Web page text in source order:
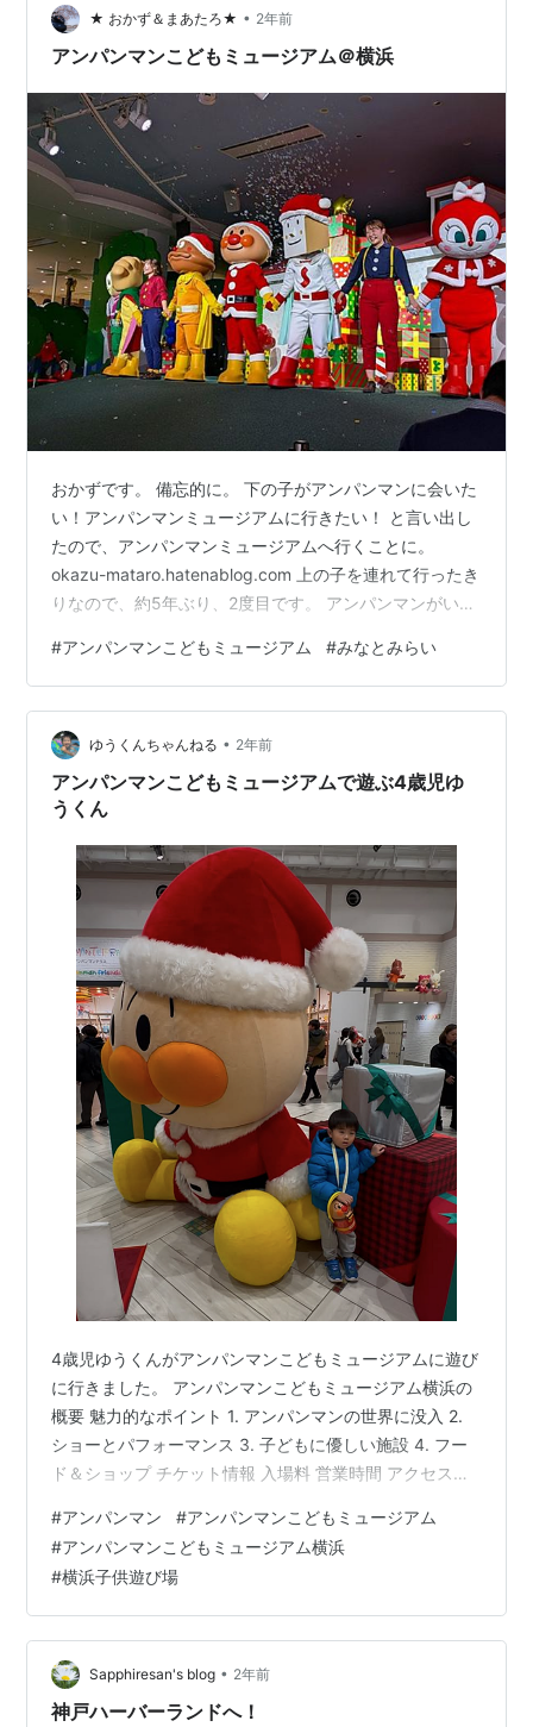
ったのを覚えているらしい。 最…
★ おかず＆まあたろ★ • 2年前
アンパンマンこどもミュージアム＠横浜
おかずです。 備忘的に。 下の子がアンパンマンに会いた
い！アンパンマンミュージアムに行きたい！ と言い出し
たので、アンパンマンミュージアムへ行くことに。
okazu-mataro.hatenablog.com 上の子を連れて行ったき
りなので、約5年ぶり、2度目です。 アンパンマンがいた
き） クリスマス特別バージョンのショーを見たり。 お面
作ったりして、満足できたようです。 行ったのはクリス
マスの日。 赤レンガ倉庫まで散歩したけど、クリスマス
マーケットも開催されていて、いや～人が多い。 ま～お
しゃれな街だもんね。 子どもと犬がいるので、ゆっく
り…
#アンパンマンこどもミュージアム #みなとみらい
ゆうくんちゃんねる • 2年前
アンパンマンこどもミュージアムで遊ぶ4歳児ゆ
うくん
4歳児ゆうくんがアンパンマンこどもミュージアムに遊び
に行きました。 アンパンマンこどもミュージアム横浜の
概要 魅力的なポイント 1. アンパンマンの世界に没入 2.
ショーとパフォーマンス 3. 子どもに優しい施設 4. フー
ド＆ショップ チケット情報 入場料 営業時間 アクセス情
どもミュージアム横浜の概要 アンパンマンこどもミュー
ジアム横浜は、子どもたちに大人気のキャラクター「ア
ンパンマン」をテーマにした体験型施設です。横浜市に
位置し、家族連れで楽しめるスポットとして知られてい
ます。このミュージアムは、アンパンマンの世界観を存
分に楽しめ…
#アンパンマン #アンパンマンこどもミュージアム
#アンパンマンこどもミュージアム横浜
#横浜子供遊び場
Sapphiresan's blog • 2年前
神戸ハーバーランドへ！